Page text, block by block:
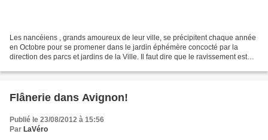
Les nancéiens , grands amoureux de leur ville, se précipitent chaque année
en Octobre pour se promener dans le jardin éphémère concocté par la
direction des parcs et jardins de la Ville. Il faut dire que le ravissement est
Flânerie dans Avignon!
Publié le 23/08/2012 à 15:56
Par LaVéro